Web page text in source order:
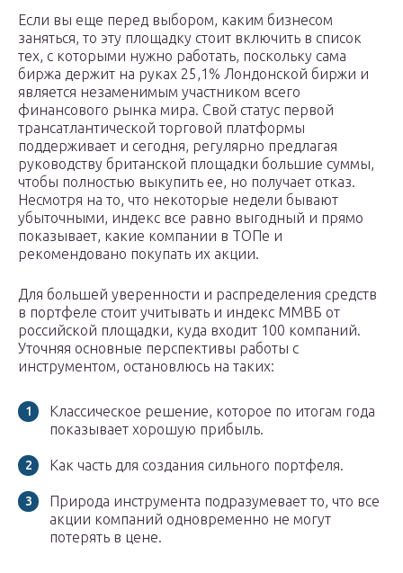
Если вы еще перед выбором, каким бизнесом
заняться, то эту площадку стоит включить в список
тех, с которыми нужно работать, поскольку сама
биржа держит на руках 25,1% Лондонской биржи и
является незаменимым участником всего
финансового рынка мира. Свой статус первой
трансатлантической торговой платформы
поддерживает и сегодня, регулярно предлагая
руководству британской площадки большие суммы,
чтобы полностью выкупить ее, но получает отказ.
Несмотря на то, что некоторые недели бывают
убыточными, индекс все равно выгодный и прямо
показывает, какие компании в ТОПе и
рекомендовано покупать их акции.
Для большей уверенности и распределения средств
в портфеле стоит учитывать и индекс ММВБ от
российской площадки, куда входит 100 компаний.
Уточняя основные перспективы работы с
инструментом, остановлюсь на таких:
Классическое решение, которое по итогам года
показывает хорошую прибыль.
Как часть для создания сильного портфеля.
Природа инструмента подразумевает то, что все
акции компаний одновременно не могут
потерять в цене.